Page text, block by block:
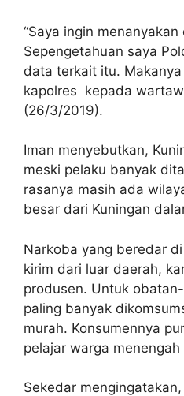
“Saya ingin
Sepengetahuan saya
data terkait itu. Makanya
kapolres kepada
(26/3/2019).
Iman menyebutkan,
meski pelaku banyak
rasanya masih ada
besar dari Kuningan
Narkoba yang beredar
kirim dari luar daerah,
produsen. Untuk
paling banyak
murah. Konsumennya
pelajar warga
Sekedar